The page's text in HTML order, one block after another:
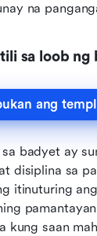
na
sa loob ng
ang
badyet ay
disiplina sa
itinuturing
kung saan